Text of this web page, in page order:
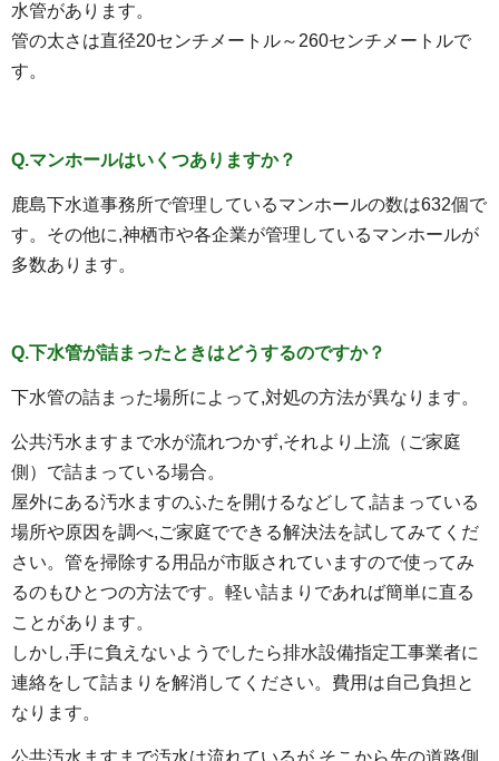
水管があります。
管の太さは直径20センチメートル～260センチメートルで
す。
Q.マンホールはいくつありますか？
鹿島下水道事務所で管理しているマンホールの数は632個で
す。その他に,神栖市や各企業が管理しているマンホールが
多数あります。
Q.下水管が詰まったときはどうするのですか？
下水管の詰まった場所によって,対処の方法が異なります。
公共汚水ますまで水が流れつかず,それより上流（ご家庭
側）で詰まっている場合。
屋外にある汚水ますのふたを開けるなどして,詰まっている
場所や原因を調べ,ご家庭でできる解決法を試してみてくだ
さい。管を掃除する用品が市販されていますので使ってみ
るのもひとつの方法です。軽い詰まりであれば簡単に直る
ことがあります。
しかし,手に負えないようでしたら排水設備指定工事業者に
連絡をして詰まりを解消してください。費用は自己負担と
なります。
公共汚水ますまで汚水は流れているが,そこから先の道路側